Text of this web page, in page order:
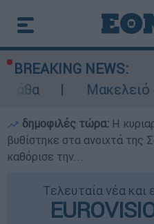
BREAKING NEWS:
Μακελειό στη
δημοφιλές τώρα: Η
βυθίστηκε στα ανοιχτά της
καθόρισε την...
Τελευταία νέα και